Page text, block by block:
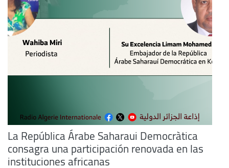
La República Árabe Saharaui Democràtica
consagra una participación renovada en las
instituciones africanas